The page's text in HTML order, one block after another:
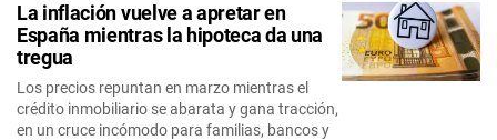
La inflación vuelve a apretar en
España mientras la hipoteca da una
tregua
Los precios repuntan en marzo mientras el
crédito inmobiliario se abarata y gana tracción,
en un cruce incómodo para familias, bancos y